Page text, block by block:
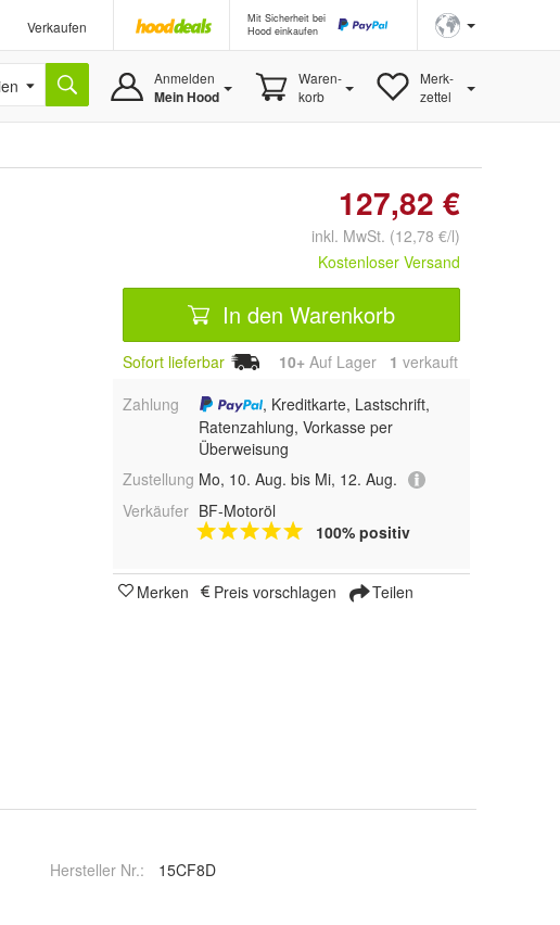
Verkaufen
Mit Sicherheit bei
Hood einkaufen
Anmelden
Mein Hood
Waren-
korb
Merk-
zettel
127,82 €
inkl. MwSt. (12,78 €/l)
Kostenloser Versand
In den Warenkorb
Sofort lieferbar 10+ Auf Lager 1 verkauft
Zahlung
, Kreditkarte, Lastschrift,
Ratenzahlung, Vorkasse per
Überweisung
Zustellung Mo, 10. Aug. bis Mi, 12. Aug.
Verkäufer BF-Motoröl
100% positiv
Merken Preis vorschlagen Teilen
Hersteller Nr.: 15CF8D